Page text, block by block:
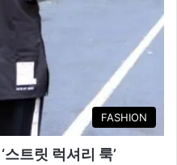
FASHION
트릿 럭셔리 룩’